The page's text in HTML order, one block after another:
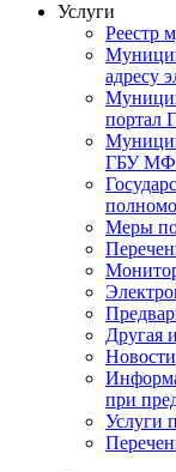
Услуги
Реестр
адресу
портал
ГБУ
Меры
Другая
Новости
при
Услуги